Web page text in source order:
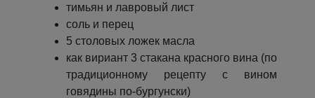
тимьян и лавровый лист
соль и перец
5 столовых ложек масла
как вириант 3 стакана красного вина (по
традиционному рецепту с вином
говядины по-бургунски)